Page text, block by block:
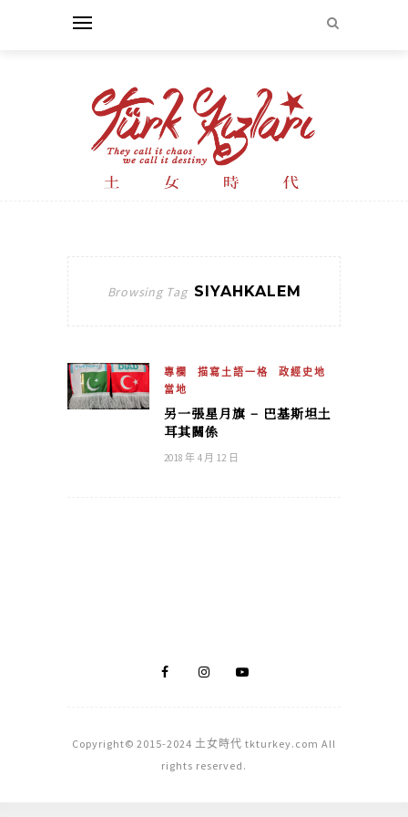
Browsing Tag SIYAHKALEM
專欄 描寫土語一格
政經史地
當地
另一張星月旗 – 巴基斯坦土
耳其關係
2018 年 4 月 12 日
Copyright© 2015-2024 土女時代 tkturkey.com All
rights reserved.